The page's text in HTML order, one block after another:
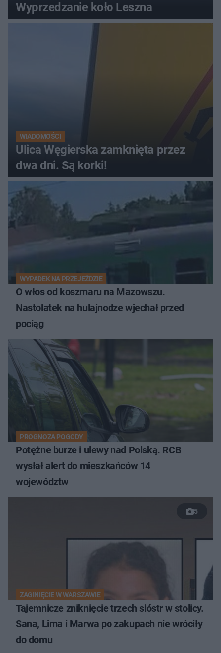
Wyprzedzanie koło Leszna
WIADOMOŚCI
Ulica Węgierska zamknięta przez
dwa dni. Są korki!
WYPADEK NA PRZEJEŹDZIE
O włos od koszmaru na Mazowszu.
Nastolatek na hulajnodze wjechał przed
pociąg
PROGNOZA POGODY
Potężne burze i ulewy nad Polską. RCB
wysłał alert do mieszkańców 14
województw
5
ZAGINIĘCIE W WARSZAWIE
Tajemnicze zniknięcie trzech sióstr w stolicy.
Sana, Lima i Marwa po zakupach nie wróciły
do domu